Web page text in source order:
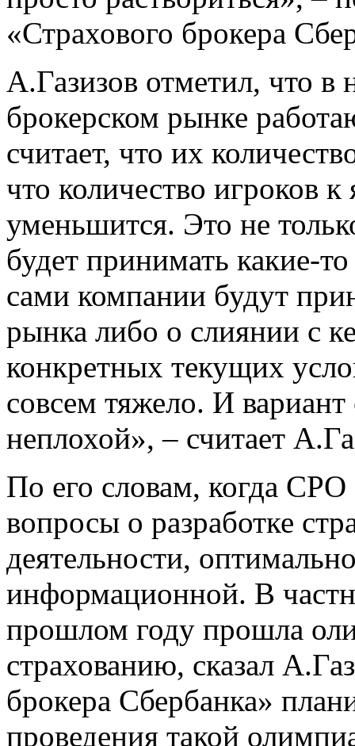
«Страхового брокера
А.Газизов отметил, что в
брокерском рынке
считает, что их
что количество игроков
уменьшится. Это не
будет принимать какие-
сами компании будут
рынка либо о слиянии с
конкретных текущих
совсем тяжело. И
неплохой», – считает
По его словам, когда СРО
вопросы о разработке
деятельности,
информационной. В
прошлом году прошла
страхованию, сказал
брокера Сбербанка»
проведения такой